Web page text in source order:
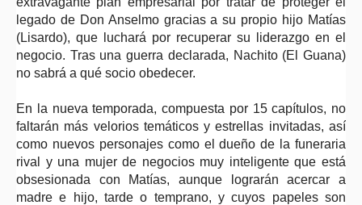
legado de Don Anselmo gracias a su propio hijo Matías
(Lisardo), que luchará por recuperar su liderazgo en el
negocio. Tras una guerra declarada, Nachito (El Guana)
no sabrá a qué socio obedecer.
En la nueva temporada, compuesta por 15 capítulos, no
faltarán más velorios temáticos y estrellas invitadas, así
como nuevos personajes como el dueño de la funeraria
rival y una mujer de negocios muy inteligente que está
obsesionada con Matías, aunque lograrán acercar a
madre e hijo, tarde o temprano, y cuyos papeles son